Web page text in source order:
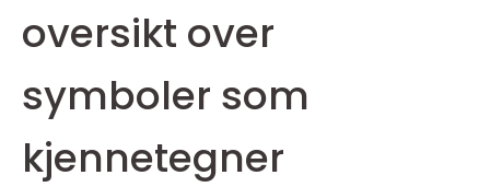
oversikt over
symboler som
kjennetegner